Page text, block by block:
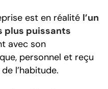
est en réalité l’un
plus puissants
avec son
personnel et reçu
l’habitude.